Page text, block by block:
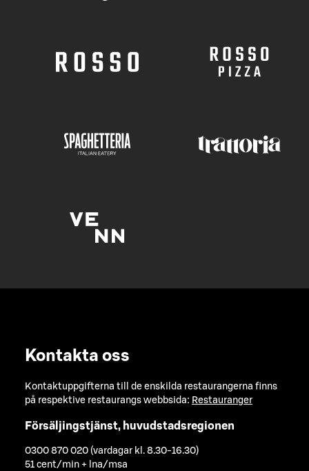
Kontakta oss
Kontaktuppgifterna till de enskilda restaurangerna finns
på respektive restaurangs webbsida: Restauranger
Försäljingstjänst, huvudstadsregionen
0300 870 020 (vardagar kl. 8.30-16.30)
51 cent/min + lna/msa